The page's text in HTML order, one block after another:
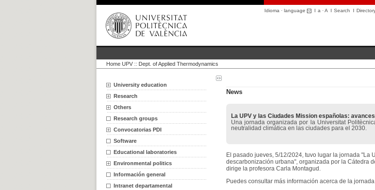
Idioma · language I a ·A I Search I
Home UPV :: Dept. of Applied Thermodynamics
University education
Research
Others
Research groups
Convocatorias PDI
Software
Educational laboratories
Environmental politics
Información general
Intranet departamental
News
La UPV y las Ciudades Mission españolas:
Una jornada organizada por la Universitat
neutralidad climática en las ciudades para el 2030.
El pasado jueves, 5/12/2024, tuvo lugar la jornada "La
descarbonización urbana", organizada por la Cátedra
dirige la profesora Carla Montagud.
Puedes consultar más información acerca de la